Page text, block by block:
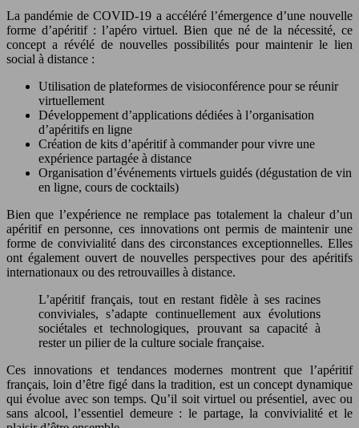
La pandémie de COVID-19 a accéléré l’émergence d’une nouvelle
forme d’apéritif : l’apéro virtuel. Bien que né de la nécessité, ce
concept a révélé de nouvelles possibilités pour maintenir le lien
social à distance :
Utilisation de plateformes de visioconférence pour se réunir
virtuellement
Développement d’applications dédiées à l’organisation
d’apéritifs en ligne
Création de kits d’apéritif à commander pour vivre une
expérience partagée à distance
Organisation d’événements virtuels guidés (dégustation de vin
en ligne, cours de cocktails)
Bien que l’expérience ne remplace pas totalement la chaleur d’un
apéritif en personne, ces innovations ont permis de maintenir une
forme de convivialité dans des circonstances exceptionnelles. Elles
ont également ouvert de nouvelles perspectives pour des apéritifs
internationaux ou des retrouvailles à distance.
L’apéritif français, tout en restant fidèle à ses racines
conviviales, s’adapte continuellement aux évolutions
sociétales et technologiques, prouvant sa capacité à
rester un pilier de la culture sociale française.
Ces innovations et tendances modernes montrent que l’apéritif
français, loin d’être figé dans la tradition, est un concept dynamique
qui évolue avec son temps. Qu’il soit virtuel ou présentiel, avec ou
sans alcool, l’essentiel demeure : le partage, la convivialité et le